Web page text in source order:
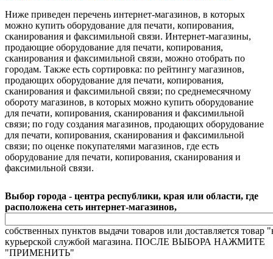
Ниже приведен перечень интернет-магазинов, в которых
можно купить оборудование для печати, копирования,
сканирования и факсимильной связи. Интернет-магазины,
продающие оборудование для печати, копирования,
сканирования и факсимильной связи, можно отобрать по
городам. Также есть сортировка: по рейтингу магазинов,
продающих оборудование для печати, копирования,
сканирования и факсимильной связи; по среднемесячному
обороту магазинов, в которых можно купить оборудование
для печати, копирования, сканирования и факсимильной
связи; по году создания магазинов, продающих оборудование
для печати, копирования, сканирования и факсимильной
связи; по оценке покупателями магазинов, где есть
оборудование для печати, копирования, сканирования и
факсимильной связи.
Выбор города - центра республики, края или области, где
расположена сеть интернет-магазинов,
собственных пунктов выдачи товаров или доставляется товар
курьерской службой магазина. ПОСЛЕ ВЫБОРА НАЖМИТЕ
"ПРИМЕНИТЬ"